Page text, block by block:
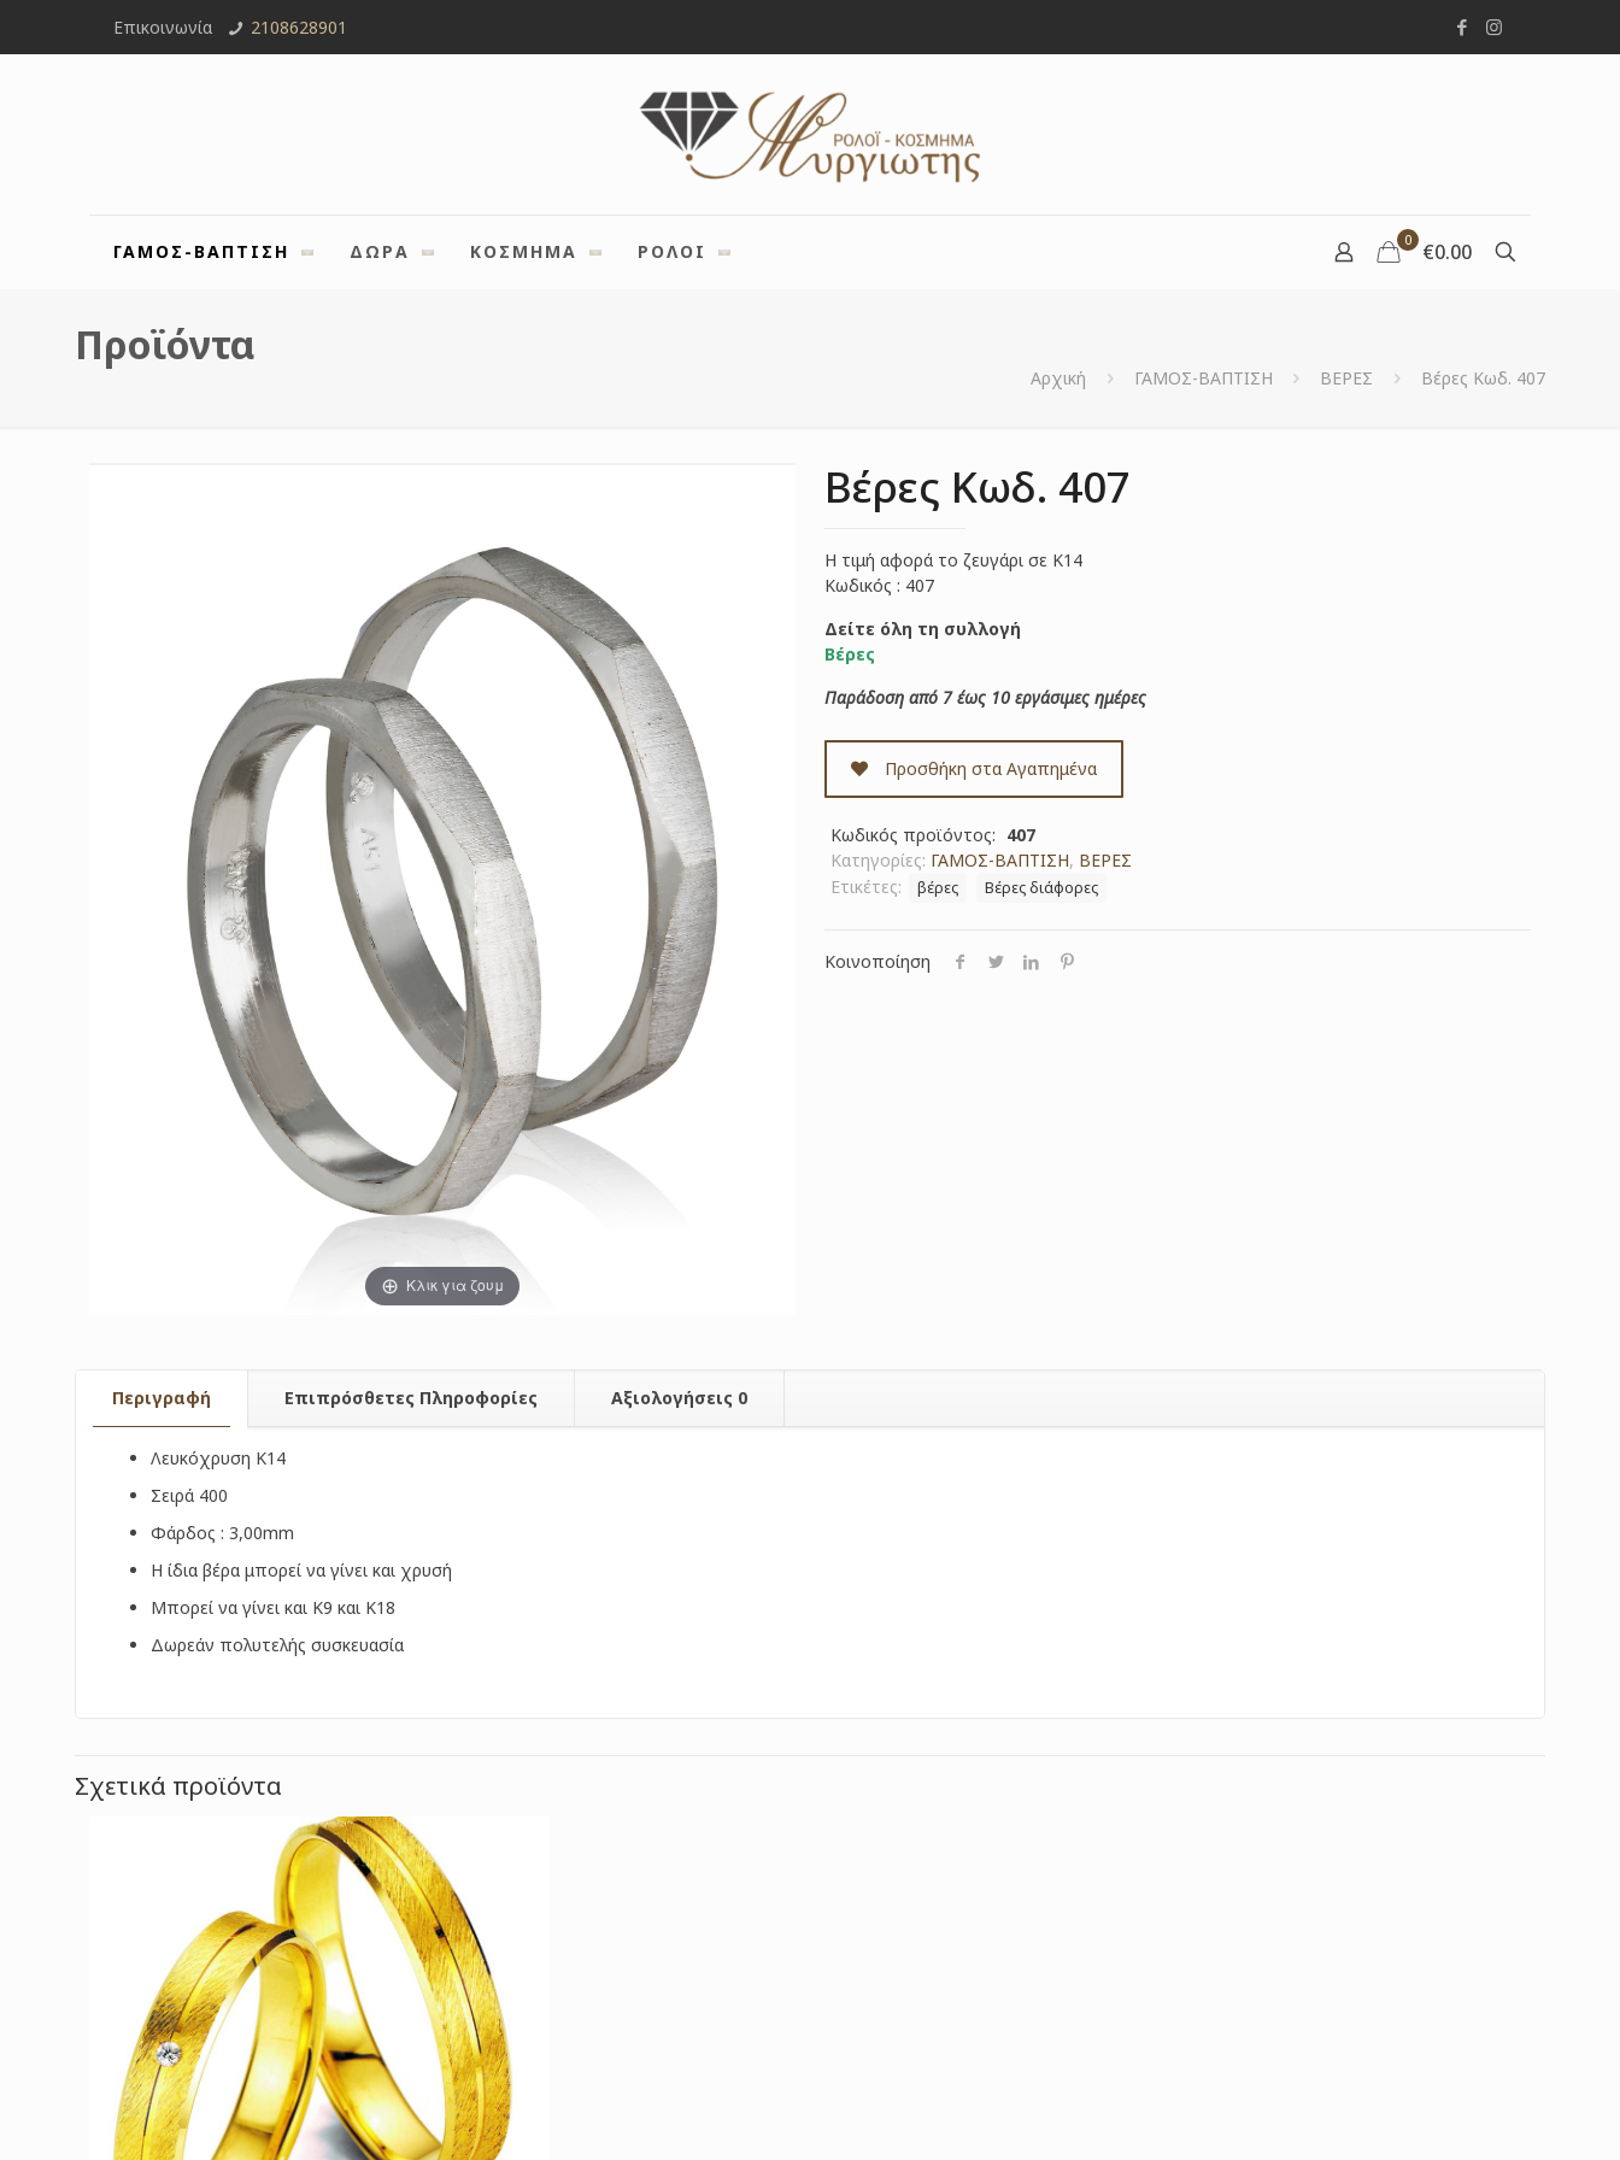
Επικοινωνία 2108628901
ΓΑΜΟΣ-ΒΑΠΤΙΣΗ ΔΩΡΑ ΚΟΣΜΗΜΑ ΡΟΛΟΙ
0 €0.00
Προϊόντα
Αρχική ΓΑΜΟΣ-ΒΑΠΤΙΣΗ ΒΕΡΕΣ Βέρες Κωδ. 407
Κλικ για ζουμ
Βέρες Κωδ. 407
Η τιμή αφορά το ζευγάρι σε Κ14
Κωδικός : 407
Δείτε όλη τη συλλογή
Βέρες
Παράδοση από 7 έως 10 εργάσιμες ημέρες
Προσθήκη στα Αγαπημένα
Κωδικός προϊόντος: 407
Κατηγορίες: ΓΑΜΟΣ-ΒΑΠΤΙΣΗ, ΒΕΡΕΣ
Ετικέτες:
βέρες Βέρες διάφορες
Κοινοποίηση
Περιγραφή Επιπρόσθετες Πληροφορίες Αξιολογήσεις 0
Λευκόχρυση Κ14
Σειρά 400
Φάρδος : 3,00mm
Η ίδια βέρα μπορεί να γίνει και χρυσή
Μπορεί να γίνει και Κ9 και Κ18
Δωρεάν πολυτελής συσκευασία
Σχετικά προϊόντα